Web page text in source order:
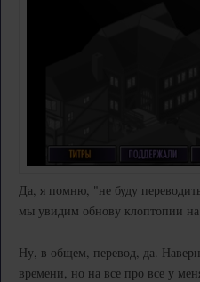
Да, я помню, "не буду
мы увидим обнову клоптопии на
Ну, в общем, перевод, да.
времени, но на все про все у